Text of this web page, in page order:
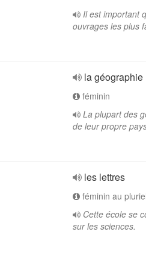
Il est important
ouvrages les plus
la géographie
féminin
La plupart des
de leur propre
les lettres
féminin au pluriel
Cette école se
sur les sciences.